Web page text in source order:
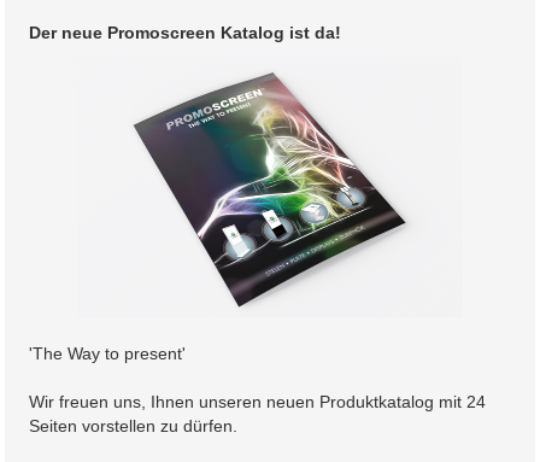
Der neue Promoscreen Katalog ist da!
'The Way to present'
Wir freuen uns, Ihnen unseren neuen Produktkatalog mit 24
Seiten vorstellen zu dürfen.